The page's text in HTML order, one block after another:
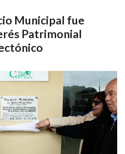
Municipal fue
Patrimonial